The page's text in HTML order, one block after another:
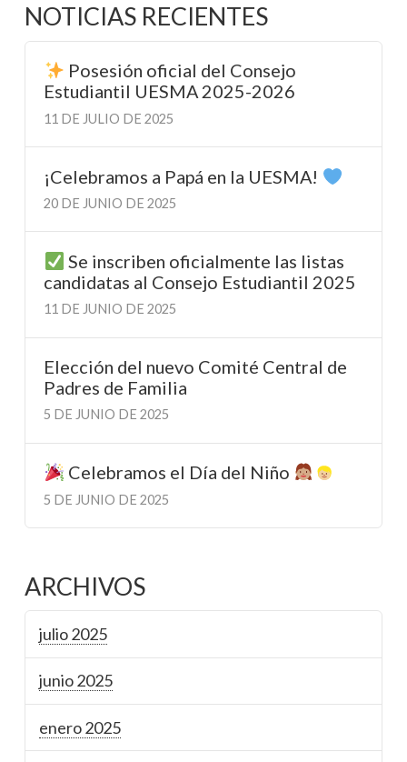
NOTICIAS RECIENTES
Posesión oficial del Consejo
Estudiantil UESMA 2025-2026
11 DE JULIO DE 2025
¡Celebramos a Papá en la UESMA!
20 DE JUNIO DE 2025
Se inscriben oficialmente las listas
candidatas al Consejo Estudiantil 2025
11 DE JUNIO DE 2025
Elección del nuevo Comité Central de
Padres de Familia
5 DE JUNIO DE 2025
Celebramos el Día del Niño
5 DE JUNIO DE 2025
ARCHIVOS
julio 2025
junio 2025
enero 2025